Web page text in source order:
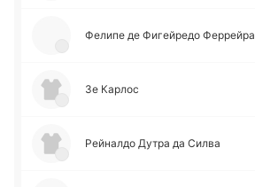
Фелипе де Фи­гей­ре­до Фе­ррей­ра
Зе Карлос
Рей­на­лдо Дутра да Силва